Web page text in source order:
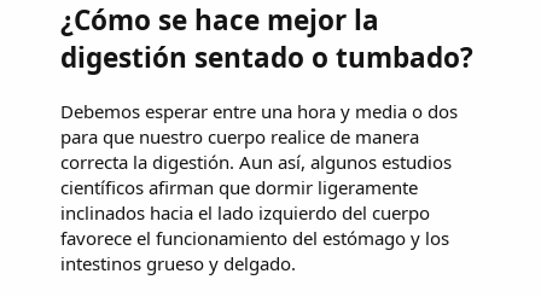
¿Cómo se hace mejor la
digestión sentado o tumbado?
Debemos esperar entre una hora y media o dos
para que nuestro cuerpo realice de manera
correcta la digestión. Aun así, algunos estudios
científicos afirman que dormir ligeramente
inclinados hacia el lado izquierdo del cuerpo
favorece el funcionamiento del estómago y los
intestinos grueso y delgado.